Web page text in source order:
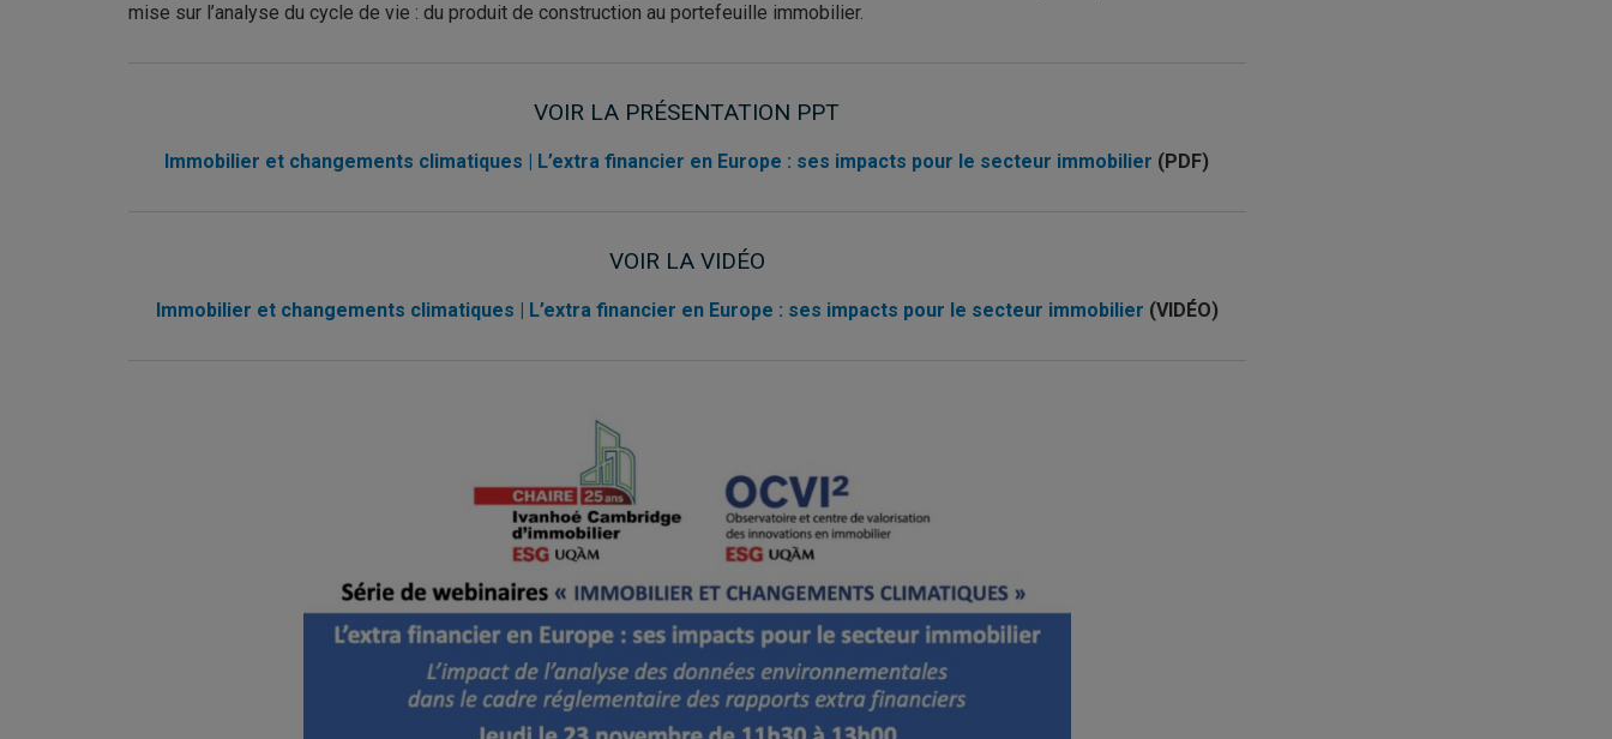
mise sur l’analyse du cycle de vie : du produit de construction au portefeuille immobilier.
VOIR LA PRÉSENTATION PPT
Immobilier et changements climatiques | L’extra financier en Europe : ses impacts pour le secteur immobilier (PDF)
VOIR LA VIDÉO
Immobilier et changements climatiques | L’extra financier en Europe : ses impacts pour le secteur immobilier (VIDÉO)